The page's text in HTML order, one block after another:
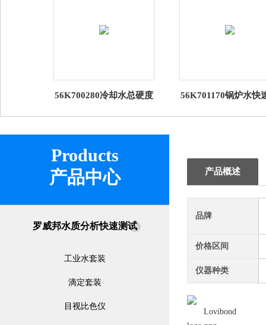
56K700280冷却水总硬度
Lovibond
56K701170锅炉水快
套装
Products
产品中心
罗威邦水质分析快速测试
工业水套装
滴定套装
目视比色仪
产品概述
品牌
价格区间
仪器种类